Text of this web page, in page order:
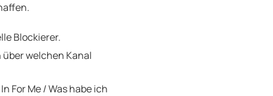
Blockierer.
welchen Kanal
For Me / Was habe ich